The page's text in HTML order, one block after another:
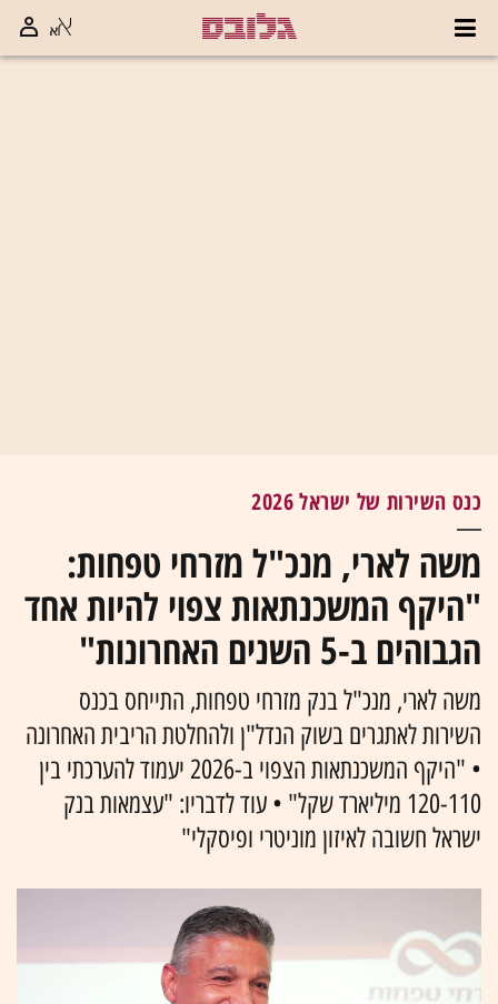
כנס השירות של ישראל 2026
משה לארי, מנכ"ל מזרחי טפחות:
"היקף המשכנתאות צפוי להיות אחד
הגבוהים ב-5 השנים האחרונות"
משה לארי, מנכ"ל בנק מזרחי טפחות, התייחס בכנס
השירות לאתגרים בשוק הנדל"ן ולהחלטת הריבית האחרונה
• "היקף המשכנתאות הצפוי ב-2026 יעמוד להערכתי בין
120-110 מיליארד שקל" • עוד לדבריו: "עצמאות בנק
ישראל חשובה לאיזון מוניטרי ופיסקלי"